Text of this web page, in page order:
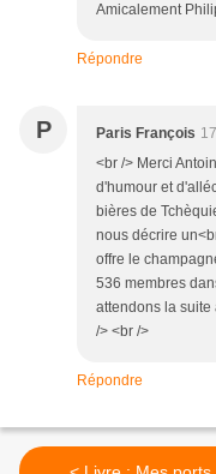
Amicalement
Répondre
P Paris François
<br /> Merci
d'humour et
bières de
nous décrire
offre le
536 membres
attendons la suite
/> <br />
Répondre